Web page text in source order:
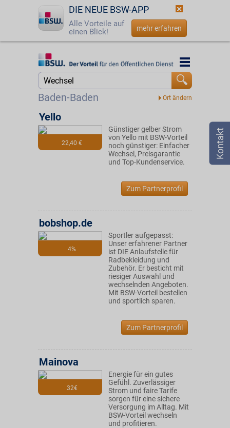
DIE NEUE BSW-APP
Alle Vorteile auf
einen Blick!
mehr erfahren
Startseite
Login
☎ 0800 - 279 25 82
Baden-Baden
Startseite
22,40 €
Yello
Günstiger gelber Strom
von Yello mit BSW-Vorteil
noch günstiger: Einfacher
Wechsel, Preisgarantie
und Top-Kundenservice.
Zum Partnerprofil
4%
bobshop.de
Sportler aufgepasst:
Unser erfahrener Partner
ist DIE Anlaufstelle für
Radbekleidung und
Zubehör. Er besticht mit
riesiger Auswahl und
wechselnden Angeboten.
Mit BSW-Vorteil bestellen
und sportlich sparen.
Zum Partnerprofil
32€
Mainova
Energie für ein gutes
Gefühl. Zuverlässiger
Strom und faire Tarife
sorgen für eine sichere
Versorgung im Alltag. Mit
BSW-Vorteil wechseln
und profitieren.